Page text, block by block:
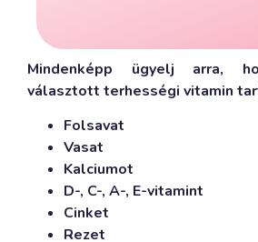
Mindenképp ügyelj arra,
választott terhességi vitamin
Folsavat
Vasat
Kalciumot
D-, C-, A-, E-vitamint
Cinket
Rezet